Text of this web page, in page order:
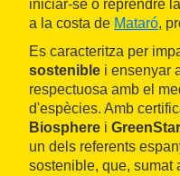
iniciar-se o reprendre
a la costa de Mataró,
Es caracteritza per
sostenible i ensenyar
respectuosa amb el
d'espècies. Amb
Biosphere i
un dels referents
sostenible, que, sumat